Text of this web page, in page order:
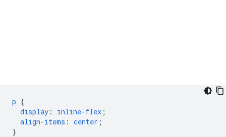
p {
display : inline-flex ;
align-items : center ;
}